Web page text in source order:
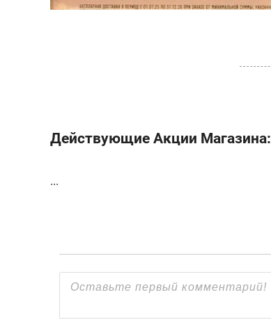
Действующие Акции Магазина:
...